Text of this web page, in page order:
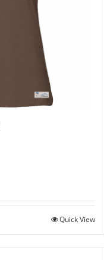
Quick View